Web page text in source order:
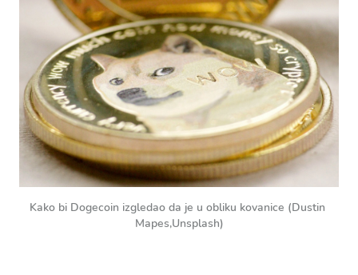
Kako bi Dogecoin izgledao da je u obliku kovanice (Dustin
Mapes,Unsplash)